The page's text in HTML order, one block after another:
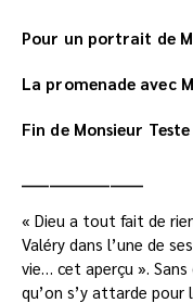
Pour un portrait de
La promenade avec
Fin de Monsieur Teste
« Dieu a tout fait de
Valéry dans l’une de
vie… cet aperçu ».
qu’on s’y attarde pour